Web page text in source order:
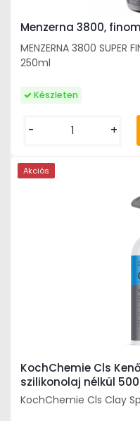
Menzerna 3800,
MENZERNA 3800 SUPER
250ml
Készleten
- +
KochChemie Cls
szilikonolaj nélkül
KochChemie Cls Clay
Akciós